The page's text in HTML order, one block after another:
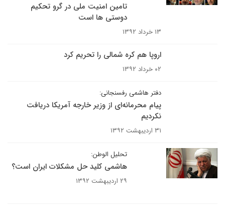
تامین امنیت ملی در گرو تحکیم
دوستی ها است
۱۳ خرداد ۱۳۹۲
اروپا هم کره شمالی را تحریم کرد
۰۲ خرداد ۱۳۹۲
دفتر هاشمی رفسنجانی:
پیام محرمانه‌ای از وزیر خارجه آمریکا دریافت
نکردیم
۳۱ اردیبهشت ۱۳۹۲
تحلیل الوطن:
هاشمی کلید حل مشکلات ایران است؟
۲۹ اردیبهشت ۱۳۹۲